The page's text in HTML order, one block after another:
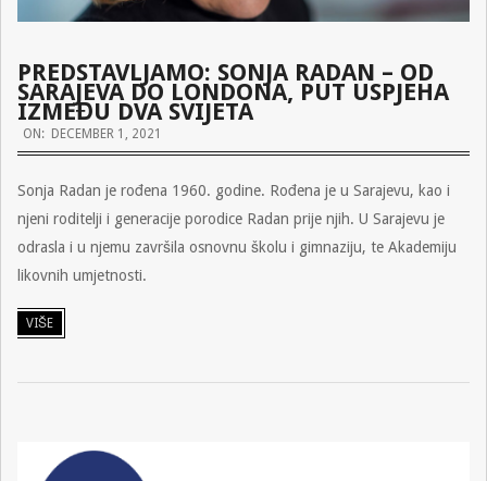
PREDSTAVLJAMO: SONJA RADAN – OD
SARAJEVA DO LONDONA, PUT USPJEHA
IZMEĐU DVA SVIJETA
2021-
01
ON: DECEMBER 1, 2021
Sonja Radan je rođena 1960. godine. Rođena je u Sarajevu, kao i
njeni roditelji i generacije porodice Radan prije njih. U Sarajevu je
odrasla i u njemu završila osnovnu školu i gimnaziju, te Akademiju
likovnih umjetnosti.
VIŠE